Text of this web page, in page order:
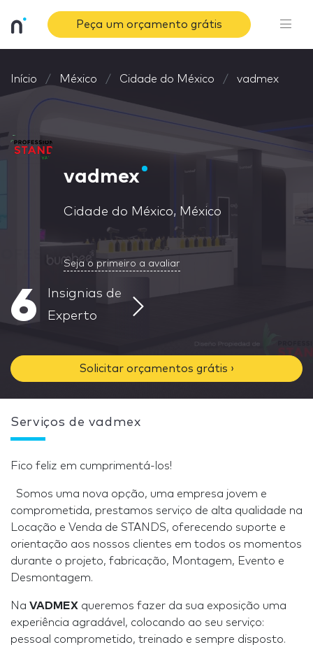
Peça um orçamento grátis
Início México Cidade do México vadmex
vadmex
Cidade do México, México
Seja o primeiro a avaliar
6
Insignias de
Experto
Solicitar orçamentos grátis ›
Serviços de vadmex
Fico feliz em cumprimentá-los!
Somos uma nova opção, uma empresa jovem e
comprometida, prestamos serviço de alta qualidade na
Locação e Venda de STANDS, oferecendo suporte e
orientação aos nossos clientes em todos os momentos
durante o projeto, fabricação, Montagem, Evento e
Desmontagem.
Na VADMEX queremos fazer da sua exposição uma
experiência agradável, colocando ao seu serviço:
pessoal comprometido, treinado e sempre disposto.